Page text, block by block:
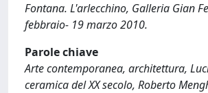
Fontana. L'arlecchino, Galleria Gian
febbraio- 19 marzo 2010.
Parole chiave
Arte contemporanea, architettura,
ceramica del XX secolo, Roberto